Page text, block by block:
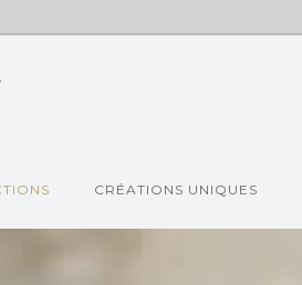
CRÉATIONS UNIQUES